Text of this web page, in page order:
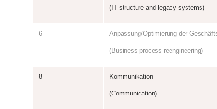
(IT structure and legacy systems)
6 Anpassung/Optimierung der
(Business process reengineering)
8 Kommunikation
(Communication)